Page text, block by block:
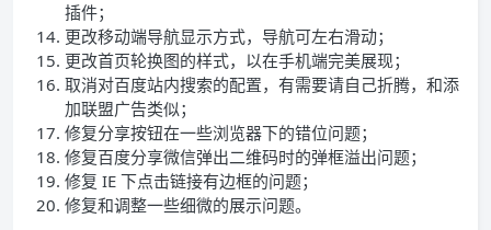
插件；
更改移动端导航显示方式，导航可左右滑动；
更改首页轮换图的样式，以在手机端完美展现；
取消对百度站内搜索的配置，有需要请自己折腾，和添
加联盟广告类似；
修复分享按钮在一些浏览器下的错位问题；
修复百度分享微信弹出二维码时的弹框溢出问题；
修复 IE 下点击链接有边框的问题；
修复和调整一些细微的展示问题。